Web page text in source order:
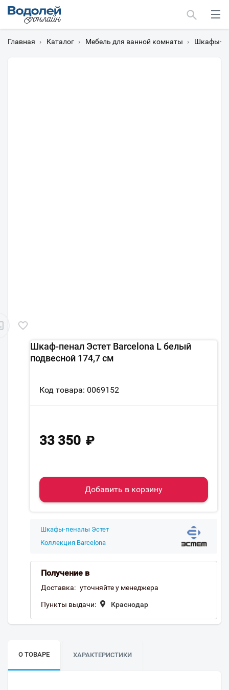
Главная › Каталог › Мебель для ванной комнаты › Шкафы-
Шкаф-пенал Эстет Barcelona L белый
подвесной 174,7 см
Код товара: 0069152
33 350 ₽
Добавить в корзину
Шкафы-пеналы Эстет
Коллекция Barcelona
Получение в
Доставка: уточняйте у менеджера
Пункты выдачи: Краснодар
О ТОВАРЕ ХАРАКТЕРИСТИКИ